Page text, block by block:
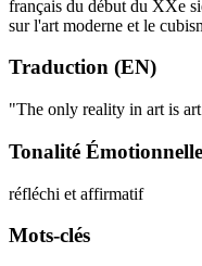
français du début du XXe
sur l'art moderne et le
Traduction (EN)
"The only reality in art is
Tonalité Émotionnelle
réfléchi et affirmatif
Mots-clés